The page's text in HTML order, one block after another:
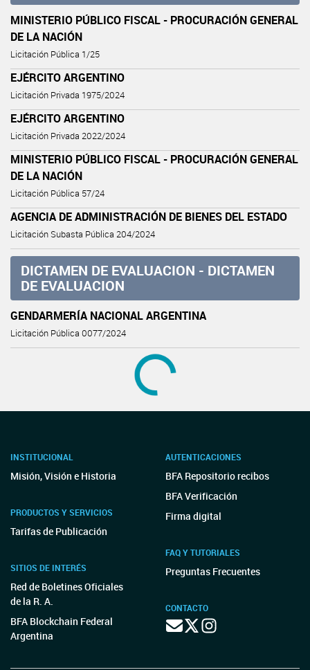
MINISTERIO PÚBLICO FISCAL - PROCURACIÓN GENERAL
DE LA NACIÓN
Licitación Pública 1/25
EJÉRCITO ARGENTINO
Licitación Privada 1975/2024
EJÉRCITO ARGENTINO
Licitación Privada 2022/2024
MINISTERIO PÚBLICO FISCAL - PROCURACIÓN GENERAL
DE LA NACIÓN
Licitación Pública 57/24
AGENCIA DE ADMINISTRACIÓN DE BIENES DEL ESTADO
Licitación Subasta Pública 204/2024
DICTAMEN DE EVALUACION - DICTAMEN
DE EVALUACION
GENDARMERÍA NACIONAL ARGENTINA
Licitación Pública 0077/2024
INSTITUCIONAL
Misión, Visión e Historia
PRODUCTOS Y SERVICIOS
Tarifas de Publicación
SITIOS DE INTERÉS
Red de Boletines Oficiales
de la R. A.
BFA Blockchain Federal
Argentina
AUTENTICACIONES
BFA Repositorio recibos
BFA Verificación
Firma digital
FAQ Y TUTORIALES
Preguntas Frecuentes
CONTACTO